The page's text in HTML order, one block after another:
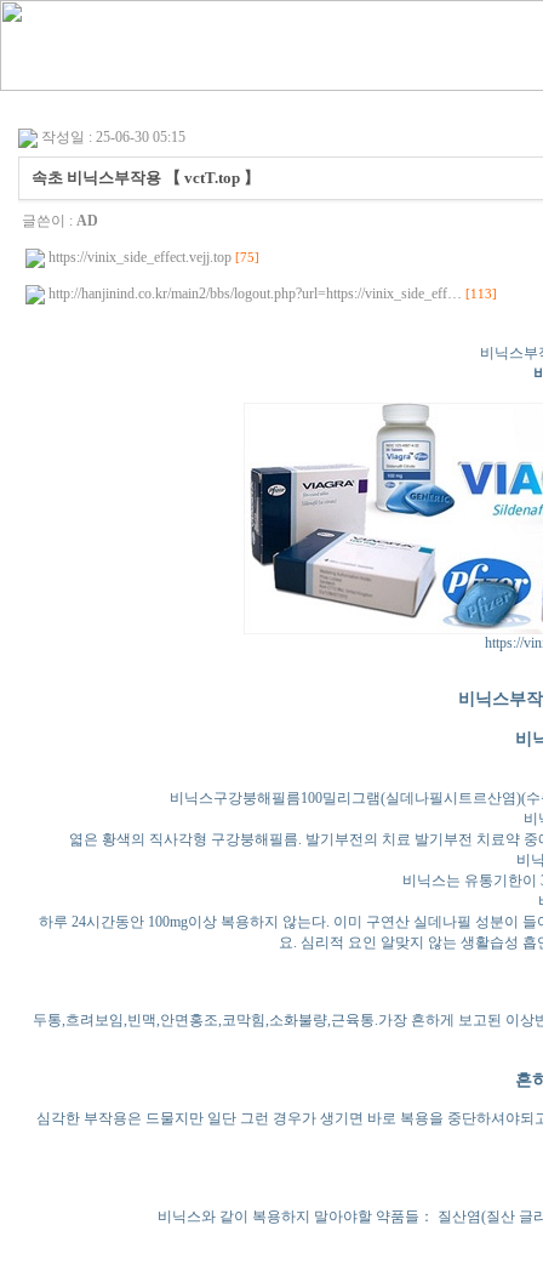
작성일 : 25-06-30 05:15
속초 비닉스부작용 【 vctT.top 】
글쓴이 : AD
https://vinix_side_effect.vejj.top [75]
http://hanjinind.co.kr/main2/bbs/logout.php?url=https://vinix_side_eff… [113]
비닉스부
https://
비닉스부
비
비닉스구강붕해필름100밀리그램(실데나필시트르산염)(
비
엷은 황색의 직사각형 구강붕해필름. 발기부전의 치료 발기부전 치료약
비
비닉스는 유통기한이
하루 24시간동안 100mg이상 복용하지 않는다. 이미 구연산 실데나필 성분이
요. 심리적 요인 알맞지 않는 생활습성
두통,흐려보임,빈맥,안면홍조,코막힘,소화불량,근육통.가장 흔하게 보고된 이
흔
심각한 부작용은 드물지만 일단 그런 경우가 생기면 바로 복용을 중단하셔야
비닉스와 같이 복용하지 말아야할 약품들： 질산염(질산